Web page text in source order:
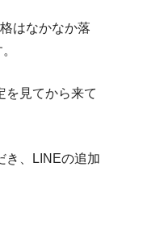
はなかなか落
を見てから来て
き、LINEの追加